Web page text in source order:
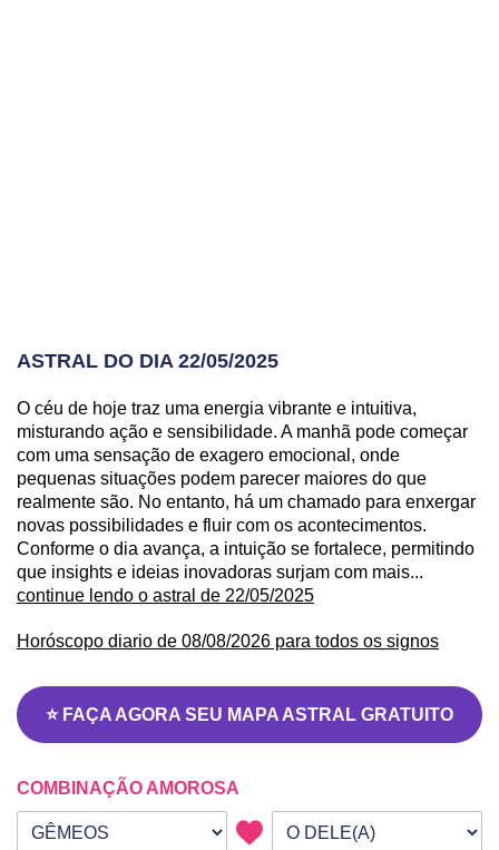
ASTRAL DO DIA 22/05/2025
O céu de hoje traz uma energia vibrante e intuitiva,
misturando ação e sensibilidade. A manhã pode começar
com uma sensação de exagero emocional, onde
pequenas situações podem parecer maiores do que
realmente são. No entanto, há um chamado para enxergar
novas possibilidades e fluir com os acontecimentos.
Conforme o dia avança, a intuição se fortalece, permitindo
que insights e ideias inovadoras surjam com mais...
continue lendo o astral de 22/05/2025
Horóscopo diario de 08/08/2026 para todos os signos
⭐ FAÇA AGORA SEU MAPA ASTRAL GRATUITO
COMBINAÇÃO AMOROSA
Seu signo
Signo da outra pessoa